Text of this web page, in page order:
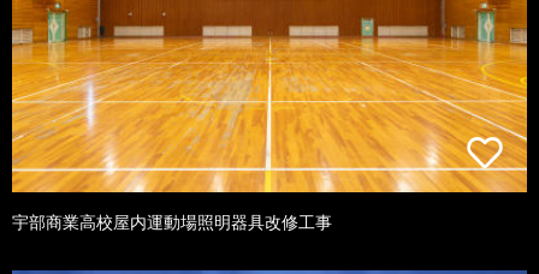
宇部商業高校屋内運動場照明器具改修工事